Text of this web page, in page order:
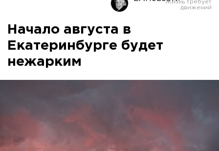
Начало августа в
Екатеринбурге будет
нежарким